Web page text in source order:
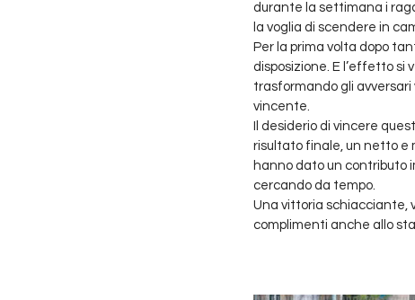
durante la settimana i
la voglia di scendere in
Per la prima volta dopo
disposizione. E l’effetto si
trasformando gli
vincente.
Il desiderio di vincere
risultato finale, un netto e
hanno dato un contributo
cercando da tempo.
Una vittoria schiacciante,
complimenti anche allo